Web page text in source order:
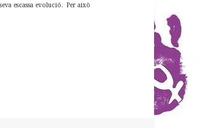
escassa evolució. Per això